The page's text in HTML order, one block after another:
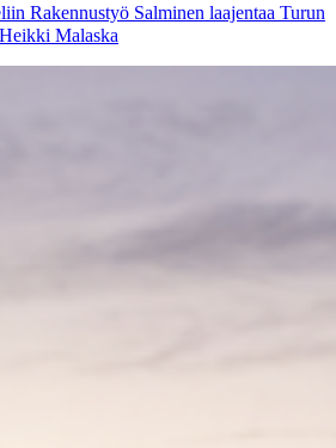
Rakennustyö Salminen laajentaa Turun
Malaska